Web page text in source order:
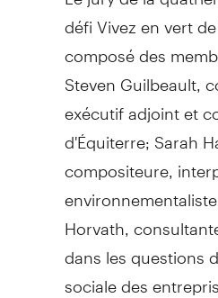
défi Vivez en vert
composé des
Steven Guilbeault,
exécutif adjoint et
d'Équiterre; Sarah
compositeure,
Horvath,
dans les questions
sociale des